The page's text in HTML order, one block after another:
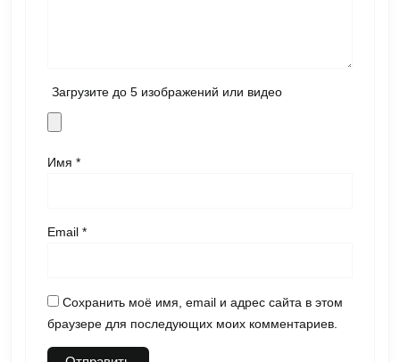
Загрузите до 5 изображений или видео
Имя *
Email *
Сохранить моё имя, email и адрес сайта в этом
браузере для последующих моих комментариев.